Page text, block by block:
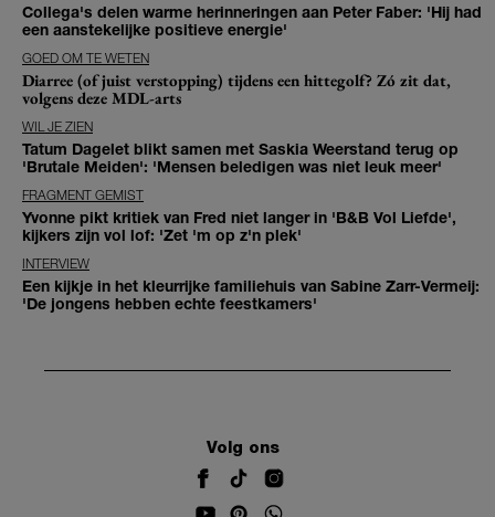
Collega's delen warme herinneringen aan Peter Faber: 'Hij had
een aanstekelijke positieve energie'
GOED OM TE WETEN
Diarree (of juist verstopping) tijdens een hittegolf? Zó zit dat,
volgens deze MDL-arts
WIL JE ZIEN
Tatum Dagelet blikt samen met Saskia Weerstand terug op
'Brutale Meiden': 'Mensen beledigen was niet leuk meer'
FRAGMENT GEMIST
Yvonne pikt kritiek van Fred niet langer in 'B&B Vol Liefde',
kijkers zijn vol lof: 'Zet 'm op z'n plek'
INTERVIEW
Een kijkje in het kleurrijke familiehuis van Sabine Zarr-Vermeij:
'De jongens hebben echte feestkamers'
Volg ons